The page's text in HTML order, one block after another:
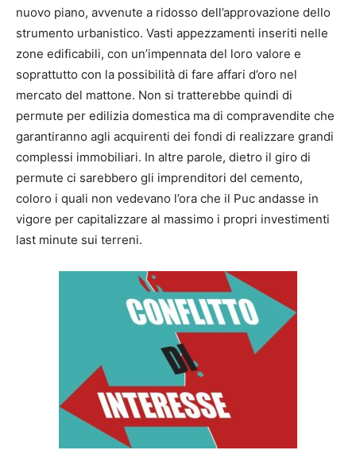
nuovo piano, avvenute a ridosso dell’approvazione dello
strumento urbanistico. Vasti appezzamenti inseriti nelle
zone edificabili, con un’impennata del loro valore e
soprattutto con la possibilità di fare affari d’oro nel
mercato del mattone. Non si tratterebbe quindi di
permute per edilizia domestica ma di compravendite che
garantiranno agli acquirenti dei fondi di realizzare grandi
complessi immobiliari. In altre parole, dietro il giro di
permute ci sarebbero gli imprenditori del cemento,
coloro i quali non vedevano l’ora che il Puc andasse in
vigore per capitalizzare al massimo i propri investimenti
last minute sui terreni.